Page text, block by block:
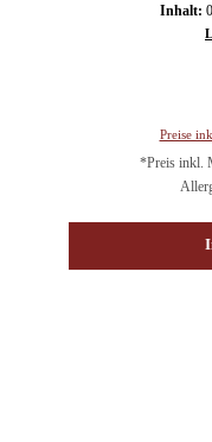
Inhalt:
Preise
*Preis inkl.